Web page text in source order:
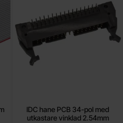
IDC hane PCB 34-pol med
utkastare vinklad 2.54mm